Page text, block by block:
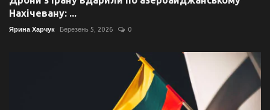
Нахічевану: ...
Ярина Харчук Березень 5, 2026 0